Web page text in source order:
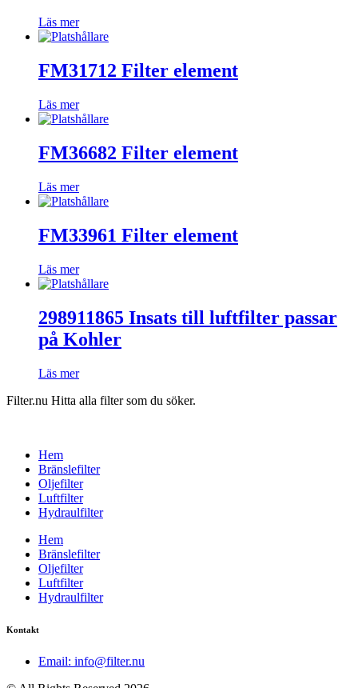
Läs mer
FM31712 Filter element
Läs mer
FM36682 Filter element
Läs mer
FM33961 Filter element
Läs mer
298911865 Insats till luftfilter passar
på Kohler
Läs mer
Filter.nu Hitta alla filter som du söker.
Hem
Bränslefilter
Oljefilter
Luftfilter
Hydraulfilter
Hem
Bränslefilter
Oljefilter
Luftfilter
Hydraulfilter
Kontakt
Email: info@filter.nu